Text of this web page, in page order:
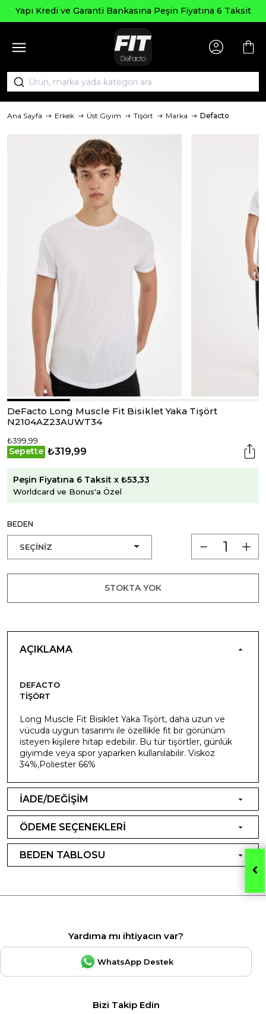
Yapı Kredi ve Garanti Bankasına Peşin Fiyatına 6 Taksit
Ana Sayfa Erkek Üst Giyim Tişört Marka Defacto
DeFacto Long Muscle Fit Bisiklet Yaka Tişört
N2104AZ23AUWT34
₺399,99
Sepette ₺319,99
Peşin Fiyatına 6 Taksit x ₺53,33
Worldcard ve Bonus'a Özel
BEDEN
STOKTA YOK
AÇIKLAMA
DEFACTO
TIŞÖRT
Long Muscle Fit Bisiklet Yaka Tişört, daha uzun ve
vücuda uygun tasarımı ile özellikle fit bir görünüm
isteyen kişilere hitap edebilir. Bu tür tişörtler, günlük
giyimde veya spor yaparken kullanılabilir. Viskoz
34%,Poliester 66%
İADE/DEĞİŞİM
ÖDEME SEÇENEKLERİ
BEDEN TABLOSU
Yardıma mı ihtiyacın var?
WhatsApp Destek
Bizi Takip Edin